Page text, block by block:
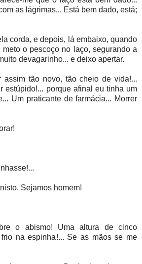
as lágrimas... Está bem dado, está;
corda, e depois, lá embaixo, quando
o pescoço no laço, segurando a
devagarinho... e deixo apertar.
assim tão novo, tão cheio de vida!...
estúpido!... porque afinal eu tinha um
Um praticante de farmácia... Morrer
Sejamos homem!
o abismo! Uma altura de cinco
na espinha!... Se as mãos se me